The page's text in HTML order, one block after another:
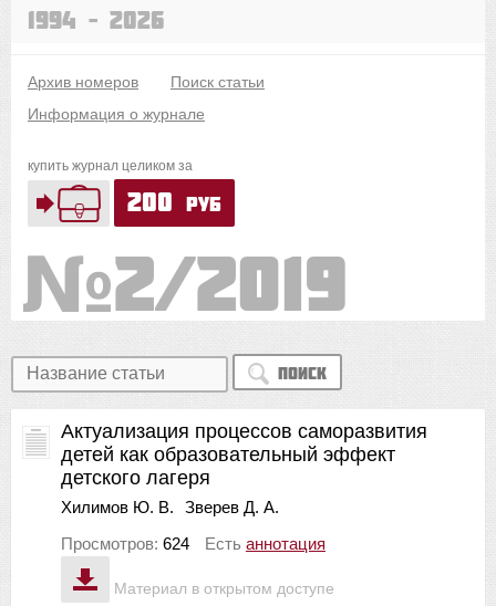
1994 – 2026
Архив номеров
Поиск статьи
Информация о журнале
купить журнал целиком за
200 руб
2/2019
Поиск
Материал в открытом доступе
Актуализация процессов саморазвития
детей как образовательный эффект
детского лагеря
Хилимов Ю. В.
Зверев Д. А.
Просмотров: 624 Есть аннотация